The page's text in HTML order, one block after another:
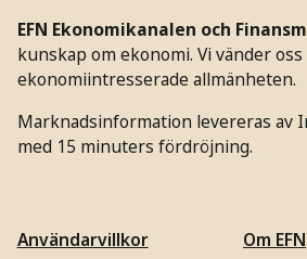
EFN Ekonomikanalen och
kunskap om ekonomi. Vi vänder
ekonomiintresserade allmänheten.
Marknadsinformation levereras av
med 15 minuters fördröjning.
Användarvillkor
Om EFN